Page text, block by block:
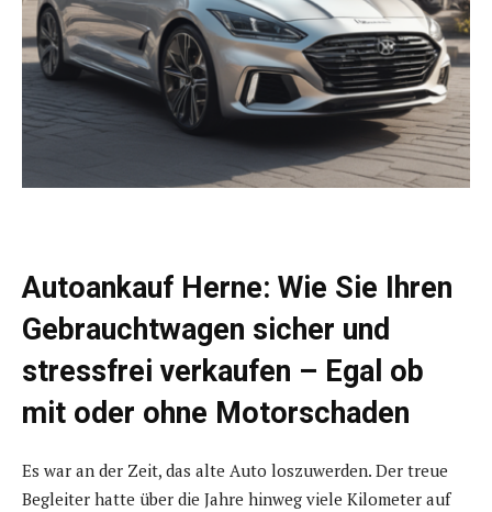
Autoankauf Herne: Wie Sie Ihren
Gebrauchtwagen sicher und
stressfrei verkaufen – Egal ob
mit oder ohne Motorschaden
Es war an der Zeit, das alte Auto loszuwerden. Der treue
Begleiter hatte über die Jahre hinweg viele Kilometer auf